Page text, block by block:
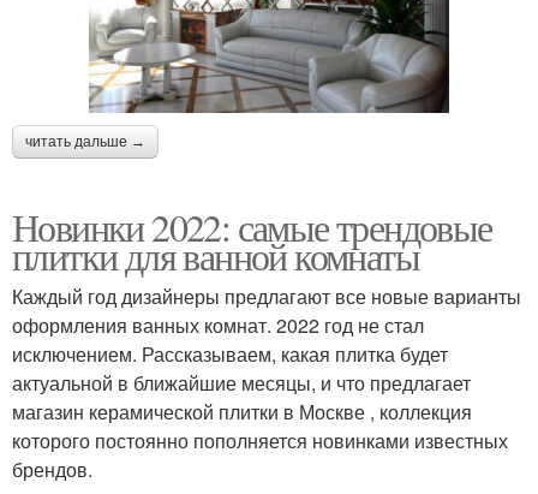
читать дальше →
Новинки 2022: самые трендовые
плитки для ванной комнаты
Каждый год дизайнеры предлагают все новые варианты
оформления ванных комнат. 2022 год не стал
исключением. Рассказываем, какая плитка будет
актуальной в ближайшие месяцы, и что предлагает
магазин керамической плитки в Москве , коллекция
которого постоянно пополняется новинками известных
брендов.